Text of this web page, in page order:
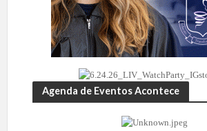
Agenda de Eventos Acontece